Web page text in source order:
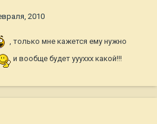
2010
, только мне кажется ему нужно
и вообще будет уууххх какой!!!